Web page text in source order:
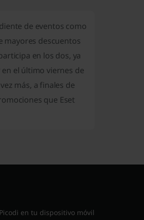
de eventos como
mayores descuentos
en los dos, ya
el último viernes de
más, a finales de
que Eset
en tu dispositivo móvil